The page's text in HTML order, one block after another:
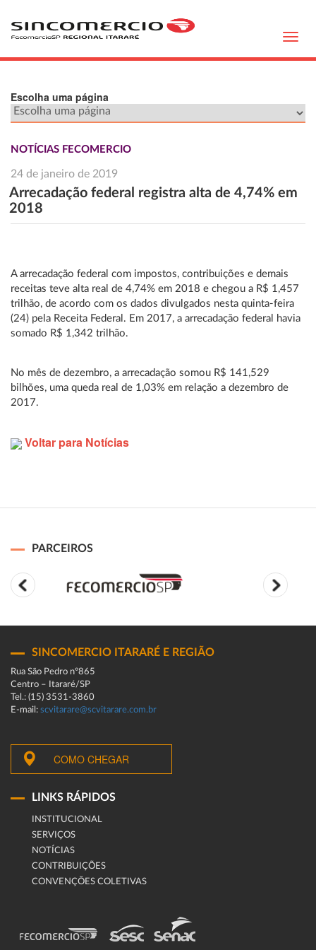
Escolha uma página
NOTÍCIAS FECOMERCIO
24 de janeiro de 2019
Arrecadação federal registra alta de 4,74% em
2018
A arrecadação federal com impostos, contribuições e demais
receitas teve alta real de 4,74% em 2018 e chegou a R$ 1,457
trilhão, de acordo com os dados divulgados nesta quinta-feira
(24) pela Receita Federal. Em 2017, a arrecadação federal havia
somado R$ 1,342 trilhão.
No mês de dezembro, a arrecadação somou R$ 141,529
bilhões, uma queda real de 1,03% em relação a dezembro de
2017.
Voltar para Notícias
PARCEIROS
SINCOMERCIO ITARARÉ E REGIÃO
Rua São Pedro n°865
Centro – Itararé/SP
Tel.: (15) 3531-3860
E-mail: scvitarare@scvitarare.com.br
COMO CHEGAR
LINKS RÁPIDOS
INSTITUCIONAL
SERVIÇOS
NOTÍCIAS
CONTRIBUIÇÕES
CONVENÇÕES COLETIVAS